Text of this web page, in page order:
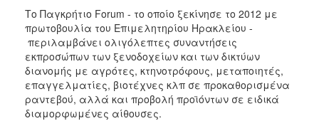
Το Παγκρήτιο Forum - το οποίο ξεκίνησε το 2012 με
πρωτοβουλία του Επιμελητηρίου Ηρακλείου -
περιλαμβάνει ολιγόλεπτες συναντήσεις
εκπροσώπων των ξενοδοχείων και των δικτύων
διανομής με αγρότες, κτηνοτρόφους, μεταποιητές,
επαγγελματίες, βιοτέχνες κλπ σε προκαθορισμένα
ραντεβού, αλλά και προβολή προϊόντων σε ειδικά
διαμορφωμένες αίθουσες.